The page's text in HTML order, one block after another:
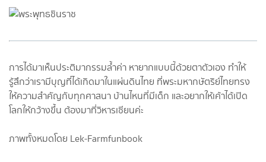
การได้มาเห็นประติมากรรมล้ำค่า หายากแบบนี้ด้วยตาตัวเอง ทำให้
รู้สึกว่าเรามีบุญที่ได้เกิดมาในแผ่นดินไทย ที่พระมหากษัตริย์ไทยทรง
ให้ความสำคัญกับทุกศาสนา บ้านไหนที่มีเด็ก และอยากให้เค้าได้เปิด
โลกให้กว้างขึ้น ต้องมาที่วิหารเซียนค่ะ
ภาพทั้งหมดโดย Lek-Farmfunbook